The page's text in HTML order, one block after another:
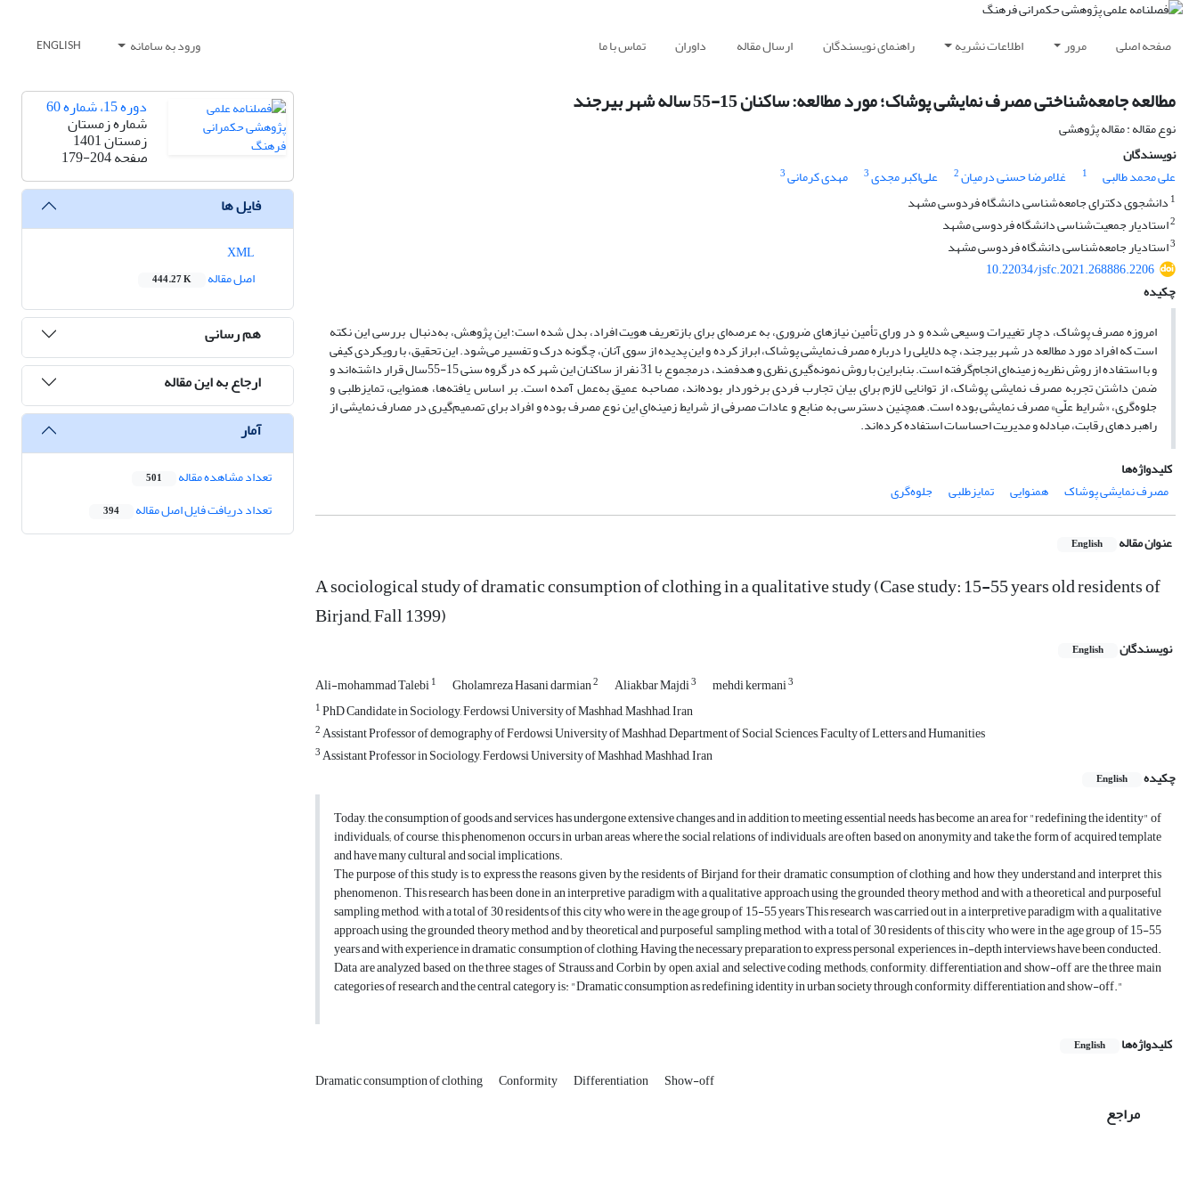
صفحه اصلی مرور اطلاعات نشریه راهنمای نویسندگان ارسال مقاله داوران تماس با ما ورود به سامانه ENGLISH
مطالعه جامعه‌شناختی مصرف نمایشی پوشاک؛ مورد مطالعه: ساکنان 15-55 ساله شهر بیرجند
نوع مقاله : مقاله پژوهشی
نویسندگان
علی محمد طالبی
1 غلامرضا حسنی درمیان2 علی‌اکبر مجدی3 مهدی کرمانی3
1 دانشجوی دکترای جامعه‌شناسی دانشگاه فردوسی مشهد
2استادیار جمعیت‌شناسی دانشگاه فردوسی مشهد
3استادیار جامعه‌شناسی دانشگاه فردوسی مشهد
10.22034/jsfc.2021.268886.2206
چکیده
امروزه مصرف پوشاک، دچار تغییرات وسیعی شده و در ورای تأمین نیاز‌های ضروری، به عرصه‌ای برای بازتعریف هویت افراد، بدل شده ‌است‌؛ این پژوهش، به‌دنبال بررسی این نکته
است که افراد مورد مطالعه در شهر بیرجند، چه دلایلی را درباره مصرف نمایشی پوشاک، ابراز کرده و این پدیده از سوی آنان، چگونه درک و تفسیر می‌شود. این تحقیق، با رویکردی کیفی
و با استفاده از روش نظریه زمینه‌ای انجام‌گرفته است. بنابراین با روش نمونه‌گیری نظری و هدفمند، درمجموع با 31 نفر از ساکنان این شهر که در گروه سنی 15-55سال قرار داشته‌اند و
ضمن داشتن تجربه مصرف نمایشی پوشاک، از توانایی لازم برای بیان تجارب فردی برخوردار بوده‌اند، مصاحبه عمیق به‌‌عمل آمده ‌است. بر اساس یافته‌ها، همنوایی، تمایزطلبی و
جلوه‌گری، «شرایط علّیِ» مصرف نمایشی بوده است. همچنین دسترسی به منابع و عادات مصرفی از شرایط زمینه‌ایِ این نوع مصرف بوده و افراد برای تصمیم‌گیری در مصارف نمایشی از
راهبردهای رقابت، مبادله و مدیریت احساسات استفاده کرده‌اند.
کلیدواژه‌ها
مصرف نمایشی پوشاک
همنوایی تمایزطلبی جلوه‌گری
عنوان مقاله English
A sociological study of dramatic consumption of clothing in a qualitative study (Case study: 15-55 years old residents of
Birjand, Fall 1399)
نویسندگان English
Ali-mohammad Talebi1 Gholamreza Hasani darmian2 Aliakbar Majdi3 mehdi kermani3
1PhD Candidate in Sociology, Ferdowsi University of Mashhad, Mashhad, Iran
2Assistant Professor of demography of Ferdowsi University of Mashhad, Department of Social Sciences, Faculty of Letters and Humanities
3Assistant Professor in Sociology, Ferdowsi University of Mashhad, Mashhad, Iran
چکیده
English
Today, the consumption of goods and services has undergone extensive changes and in addition to meeting essential needs, has become an area for "redefining the identity" of
individuals; of course, this phenomenon occurs in urban areas where the social relations of individuals are often based on anonymity and take the form of acquired template
and have many cultural and social implications.
The purpose of this study is to express the reasons given by the residents of Birjand for their dramatic consumption of clothing and how they understand and interpret this
phenomenon. This research has been done in an interpretive paradigm with a qualitative approach using the grounded theory method and with a theoretical and purposeful
sampling method, with a total of 30 residents of this city who were in the age group of 15-55 years This research was carried out in a interpretive paradigm with a qualitative
approach using the grounded theory method and by theoretical and purposeful sampling method, with a total of 30 residents of this city who were in the age group of 15-55
years and with experience in dramatic consumption of clothing, Having the necessary preparation to express personal experiences, in-depth interviews have been conducted.
Data are analyzed based on the three stages of Strauss and Corbin by open, axial and selective coding methods; conformity, differentiation and show-off are the three main
categories of research and the central category is: "Dramatic consumption as redefining identity in urban society through conformity, differentiation and show-off."
کلیدواژه‌ها English
Dramatic consumption of clothing Conformity Differentiation Show-off
مراجع
دوره 15، شماره 60
شماره زمستان
زمستان 1401
صفحه179-204
فایل ها
اصل مقاله
444.27 K
هم رسانی
ارجاع به این مقاله
آمار
تعداد مشاهده مقاله 501
تعداد دریافت فایل اصل مقاله 394